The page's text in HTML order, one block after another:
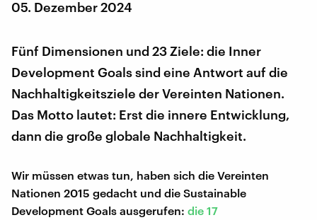
05. Dezember 2024
Fünf Dimensionen und 23 Ziele: die Inner
Development Goals sind eine Antwort auf die
Nachhaltigkeitsziele der Vereinten Nationen.
Das Motto lautet: Erst die innere Entwicklung,
dann die große globale Nachhaltigkeit.
Wir müssen etwas tun, haben sich die Vereinten
Nationen 2015 gedacht und die Sustainable
Development Goals ausgerufen: die 17